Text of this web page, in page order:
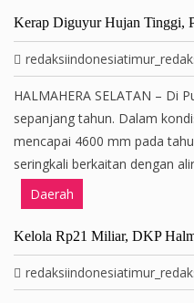
Kerap Diguyur Hujan Tinggi,
HALMAHERA SELATAN – Di
sepanjang tahun. Dalam
mencapai 4600 mm pada
seringkali berkaitan dengan
Daerah
Kelola Rp21 Miliar, DKP